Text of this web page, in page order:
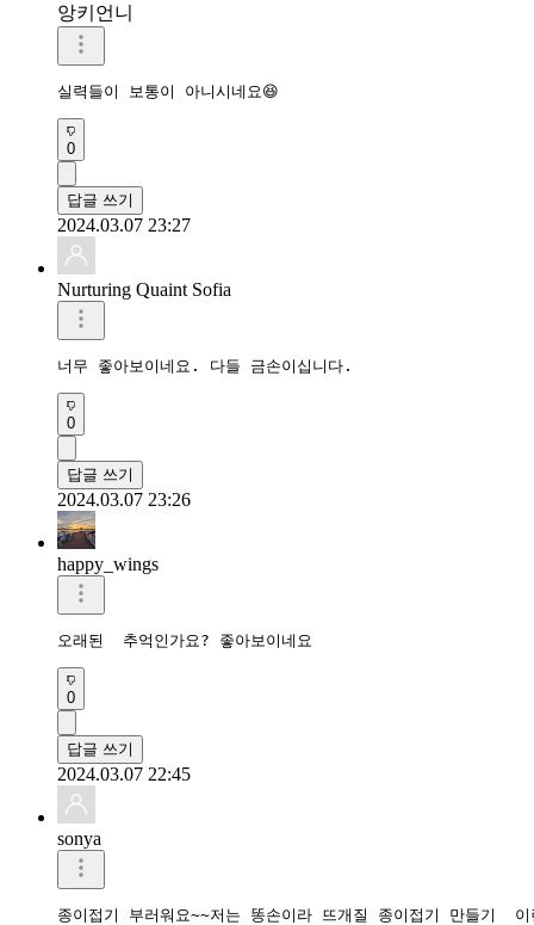
앙키언니
실력들이 보통이 아니시네요😆
0
답글 쓰기
2024.03.07 23:27
Nurturing Quaint Sofia
너무 좋아보이네요. 다들 금손이십니다.
0
답글 쓰기
2024.03.07 23:26
happy_wings
0
답글 쓰기
2024.03.07 22:45
sonya
종이접기 부러워요~~저는 똥손이라 뜨개질 종이접기 만들기